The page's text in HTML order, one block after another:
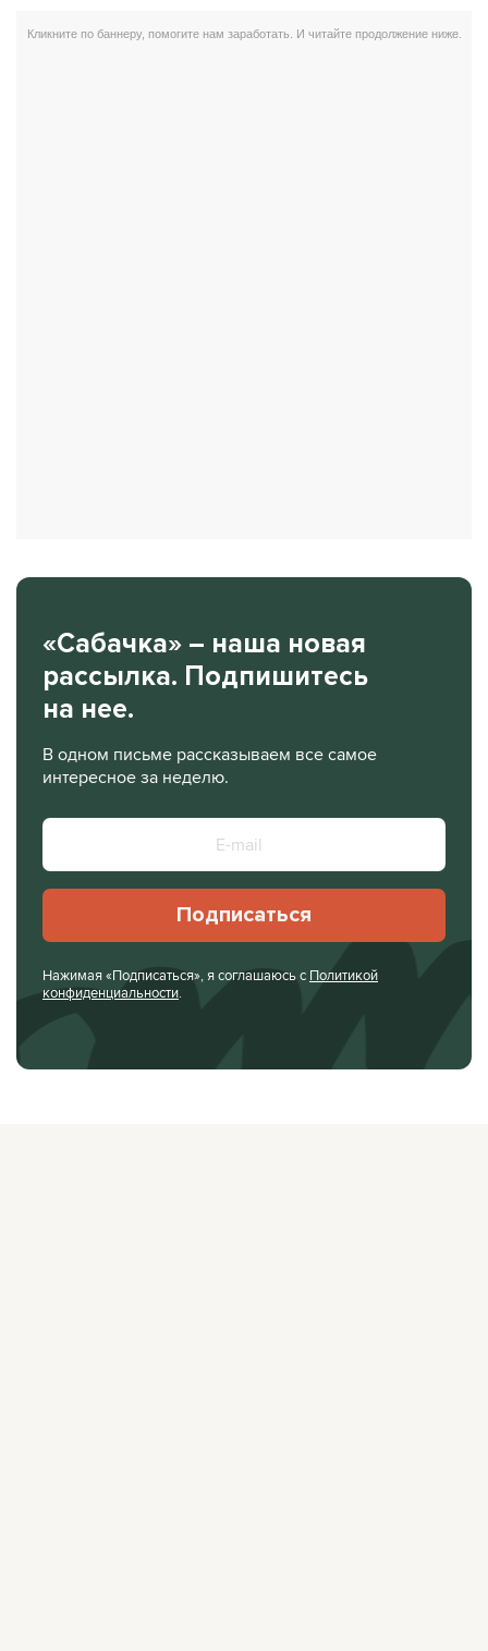
«Сабачка» – наша новая
рассылка. Подпишитесь
на нее.
В одном письме рассказываем все самое
интересное за неделю.
Подписаться
Нажимая «Подписаться», я соглашаюсь с Политикой
конфиденциальности.